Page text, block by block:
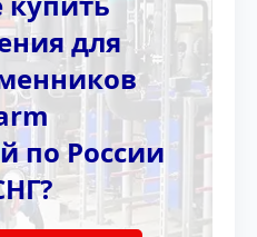
для
по России